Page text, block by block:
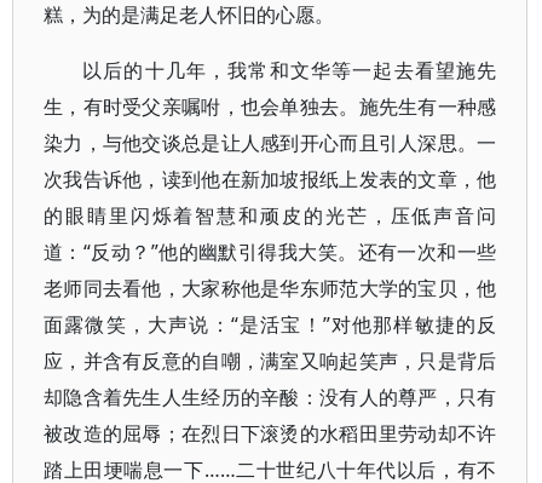
糕，为的是满足老人怀旧的心愿。
以后的十几年，我常和文华等一起去看望施先
生，有时受父亲嘱咐，也会单独去。施先生有一种感
染力，与他交谈总是让人感到开心而且引人深思。一
次我告诉他，读到他在新加坡报纸上发表的文章，他
的眼睛里闪烁着智慧和顽皮的光芒，压低声音问
道：“反动？”他的幽默引得我大笑。还有一次和一些
老师同去看他，大家称他是华东师范大学的宝贝，他
面露微笑，大声说：“是活宝！”对他那样敏捷的反
应，并含有反意的自嘲，满室又响起笑声，只是背后
却隐含着先生人生经历的辛酸：没有人的尊严，只有
被改造的屈辱；在烈日下滚烫的水稻田里劳动却不许
踏上田埂喘息一下……二十世纪八十年代以后，有不